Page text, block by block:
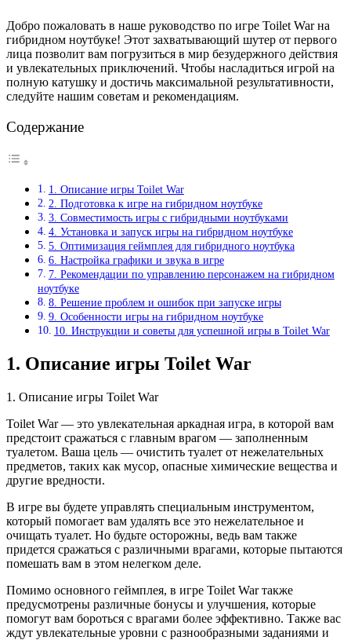
Добро пожаловать в наше руководство по игре Toilet War на
гибридном ноутбуке! Этот захватывающий шутер от первого
лица позволит вам погрузиться в мир безудержного действия
и увлекательных приключений. Чтобы насладиться игрой на
полную катушку и достичь максимальной результативности,
следуйте нашим советам и рекомендациям.
Содержание
1. Описание игры Toilet War
2. Подготовка к игре на гибридном ноутбуке
3. Совместимость игры с гибридными ноутбуками
4. Установка и запуск игры на гибридном ноутбуке
5. Оптимизация геймплея для гибридного ноутбука
6. Настройка графики и звука в игре
7. Рекомендации по управлению персонажем на гибридном
ноутбуке
8. Решение проблем и ошибок при запуске игры
9. Особенности игры на гибридном ноутбуке
10. Инструкции и советы для успешной игры в Toilet War
1. Описание игры Toilet War
1. Описание игры Toilet War
Toilet War — это увлекательная аркадная игра, в которой вам
предстоит сражаться с главным врагом — заполненным
туалетом. Ваша цель — очистить туалет от нежелательных
предметов, таких как мусор, опасные химические вещества и
другие вредности.
В игре вы будете управлять специальным инструментом,
который помогает вам удалять все это нежелательное и
очищать туалет. Но будьте осторожны, ведь вам также
придется сражаться с различными врагами, которые пытаются
помешать вам в этом нелегком деле.
Помимо основного геймплея, в игре Toilet War также
предусмотрены различные бонусы и улучшения, которые
помогут вам бороться с врагами более эффективно. Также вас
ждут увлекательные уровни с разнообразными заданиями и